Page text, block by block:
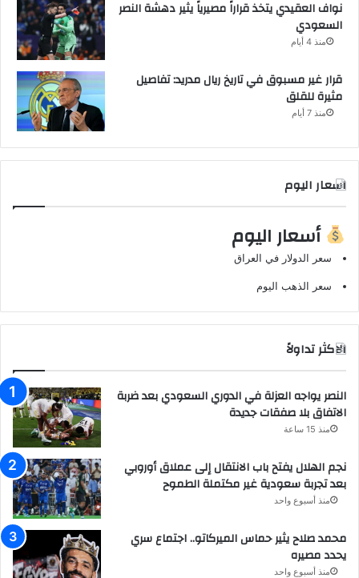
نواف العقيدي يتخذ قراراً مصيرياً يثير دهشة النصر
السعودي
منذ 4 أيام
قرار غير مسبوق في تاريخ ريال مدريد: تفاصيل
مثيرة للقلق
منذ 7 أيام
اسعار اليوم
أسعار اليوم
سعر الدولار في العراق
سعر الذهب اليوم
الاكثر تداولاً
النصر يواجه العزلة في الدوري السعودي بعد ضربة
الاتفاق بلا صفقات جديدة
منذ 15 ساعة
نجم الهلال يفتح باب الانتقال إلى عملاق أوروبي
بعد تجربة سعودية غير مكتملة الطموح
منذ أسبوع واحد
محمد صلاح يثير حماس الميركاتو.. اجتماع سري
يحدد مصيره
منذ أسبوع واحد